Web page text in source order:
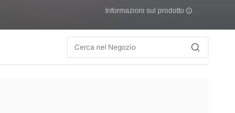
Informazioni sul prodotto